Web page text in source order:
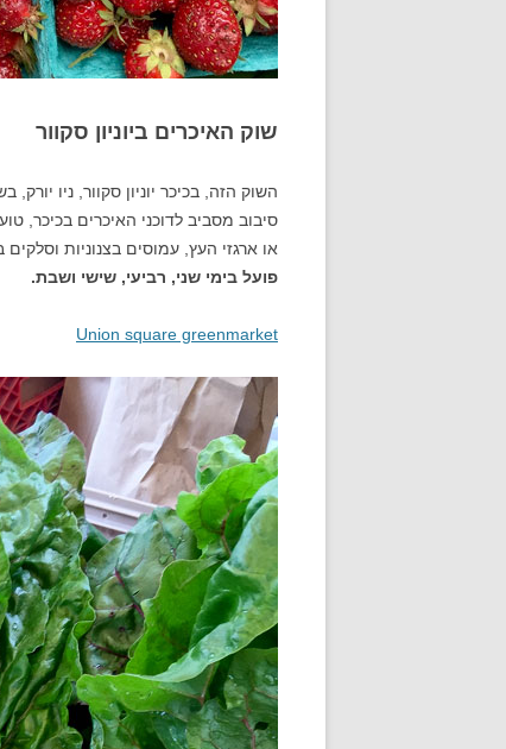
שוק האיכרים ביוניון סקוור
השוק הזה, בכיכר יוניון סקוור, ניו
סיבוב מסביב לדוכני האיכרים בכיכר,
או ארגזי העץ, עמוסים בצנוניות
פועל בימי שני, רביעי, שישי ושבת.
Union square greenmarket